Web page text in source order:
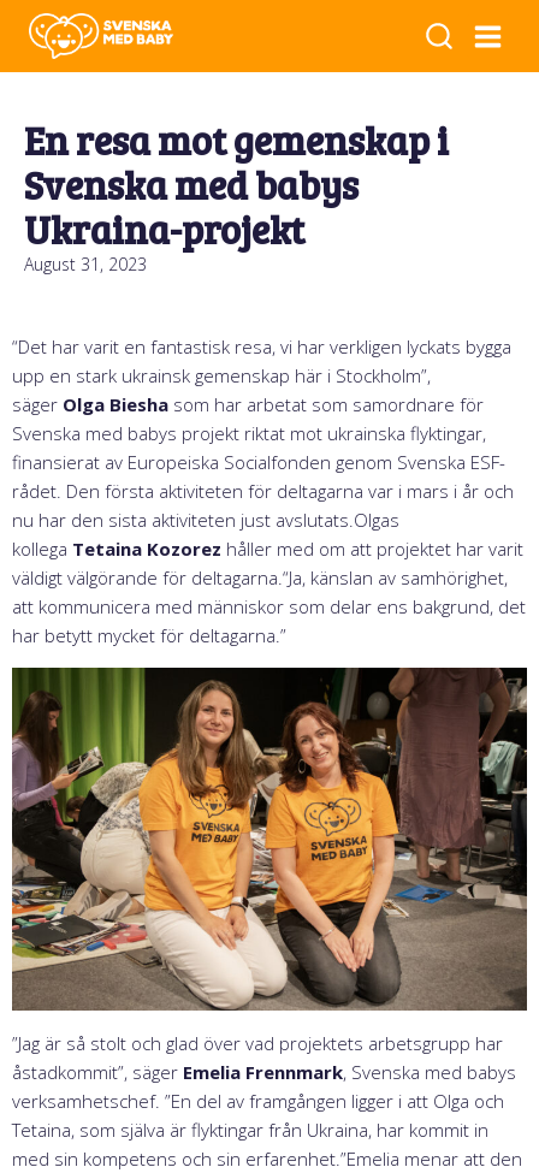
En resa mot gemenskap i
Svenska med babys
Ukraina-projekt
August 31, 2023
“Det har varit en fantastisk resa, vi har verkligen lyckats bygga
upp en stark ukrainsk gemenskap här i Stockholm”,
säger Olga Biesha som har arbetat som samordnare för
Svenska med babys projekt riktat mot ukrainska flyktingar,
finansierat av Europeiska Socialfonden genom Svenska ESF-
rådet. Den första aktiviteten för deltagarna var i mars i år och
nu har den sista aktiviteten just avslutats.Olgas
kollega Tetaina Kozorez håller med om att projektet har varit
väldigt välgörande för deltagarna.“Ja, känslan av samhörighet,
att kommunicera med människor som delar ens bakgrund, det
har betytt mycket för deltagarna.”
”Jag är så stolt och glad över vad projektets arbetsgrupp har
åstadkommit”, säger Emelia Frennmark, Svenska med babys
verksamhetschef. ”En del av framgången ligger i att Olga och
Tetaina, som själva är flyktingar från Ukraina, har kommit in
med sin kompetens och sin erfarenhet.”Emelia menar att den